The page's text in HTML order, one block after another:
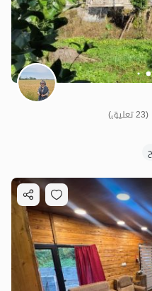
(23 تعليق)